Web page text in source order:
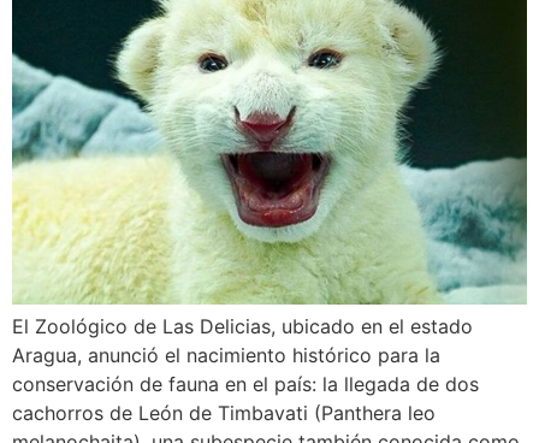
El Zoológico de Las Delicias, ubicado en el estado
Aragua, anunció el nacimiento histórico para la
conservación de fauna en el país: la llegada de dos
cachorros de León de Timbavati (Panthera leo